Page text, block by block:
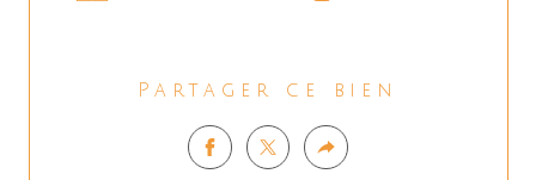
Partager ce bien